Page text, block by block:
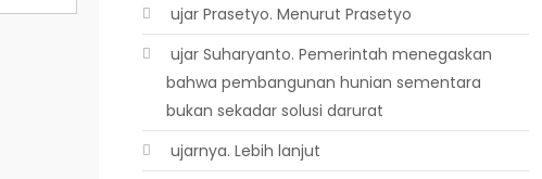
 ujar Prasetyo. Menurut Prasetyo
 ujar Suharyanto. Pemerintah menegaskan
bahwa pembangunan hunian sementara
bukan sekadar solusi darurat
 ujarnya. Lebih lanjut